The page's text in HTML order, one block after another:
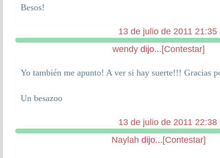
Besos!
13 de julio de 2011 21:35
wendydijo...[Contestar]
Yo también me apunto! A ver si hay suerte!!! Gracias
Un besazoo
13 de julio de 2011 22:38
Naylah dijo...[Contestar]